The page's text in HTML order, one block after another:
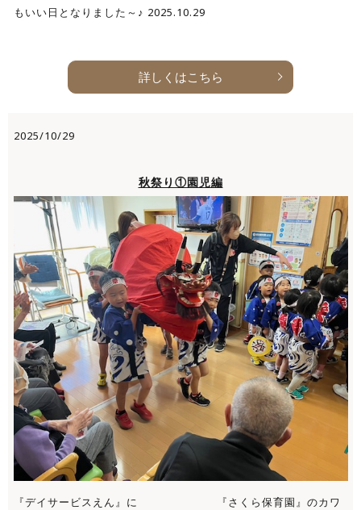
もいい日となりました～♪ 2025.10.29
詳しくはこちら
2025/10/29
秋祭り①園児編
『デイサービスえん』に 『さくら保育園』のカワ